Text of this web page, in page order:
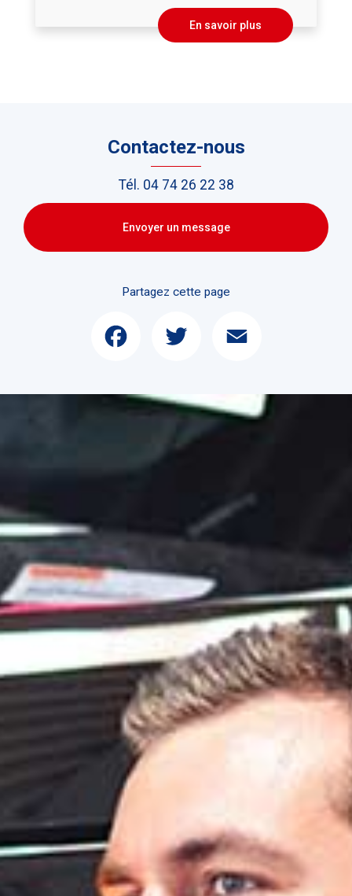
En savoir plus
Contactez-nous
Tél. 04 74 26 22 38
Envoyer un message
Partagez cette page